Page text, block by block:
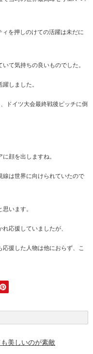
を押しのけての活躍は未だに
て気持ちの良いものでした。
しました。
ドイツ大会最終戦後ピッチに倒
顔を出しますね。
線は世界に向けられていたので
います。
応援していましたが、
援した人物は他におらず、こ
美しいのが素敵